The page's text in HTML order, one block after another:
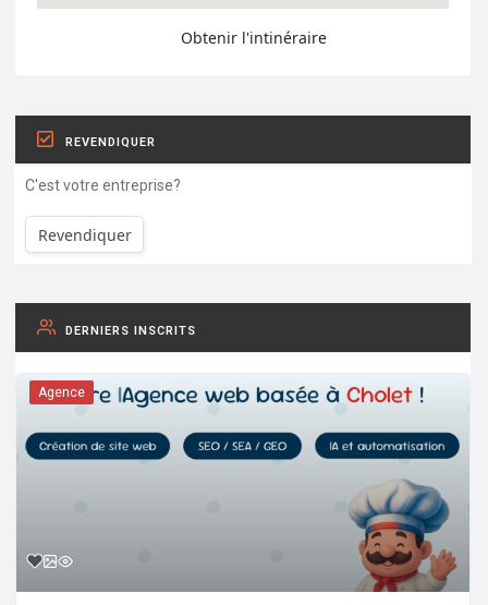
Obtenir l'intinéraire
REVENDIQUER
C'est votre entreprise?
Revendiquer
DERNIERS INSCRITS
Agence